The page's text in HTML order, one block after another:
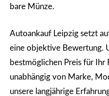
bare Münze.
Autoankauf Leipzig setzt
eine objektive Bewertung.
bestmöglichen Preis für Ihr
unabhängig von Marke,
unsere langjährige